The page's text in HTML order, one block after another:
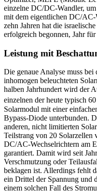
einzelne DC/DC-Wandler,
mit dem eigentlichen DC/AC-
zehn Jahren hat die
erfolgreich begonnen, Jahr
Leistung mit
Die genaue Analyse muss bei
inhomogen beleuchteten
halben Jahrhundert wird der
einzelnen der heute typisch
Solarmodul mit einer
Bypass-Diode unterbunden.
anderen, nicht limitierten
Teilstrang von 20 Solarzellen
DC/AC-Wechselrichtern am
garantiert. Damit wird seit
Verschmutzung oder
beklagen ist. Allerdings fehlt
ein Drittel der Spannung und
einem solchen Fall des